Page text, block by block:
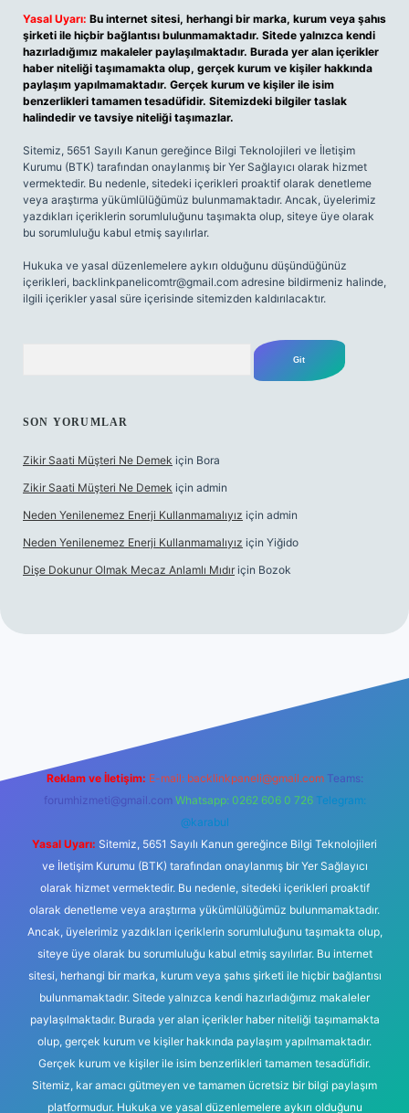
Yasal Uyarı: Bu internet sitesi, herhangi bir marka, kurum veya şahıs
şirketi ile hiçbir bağlantısı bulunmamaktadır. Sitede yalnızca kendi
hazırladığımız makaleler paylaşılmaktadır. Burada yer alan içerikler
haber niteliği taşımamakta olup, gerçek kurum ve kişiler hakkında
paylaşım yapılmamaktadır. Gerçek kurum ve kişiler ile isim
benzerlikleri tamamen tesadüfidir. Sitemizdeki bilgiler taslak
halindedir ve tavsiye niteliği taşımazlar.
Sitemiz, 5651 Sayılı Kanun gereğince Bilgi Teknolojileri ve İletişim
Kurumu (BTK) tarafından onaylanmış bir Yer Sağlayıcı olarak hizmet
vermektedir. Bu nedenle, sitedeki içerikleri proaktif olarak denetleme
veya araştırma yükümlülüğümüz bulunmamaktadır. Ancak, üyelerimiz
yazdıkları içeriklerin sorumluluğunu taşımakta olup, siteye üye olarak
bu sorumluluğu kabul etmiş sayılırlar.
Hukuka ve yasal düzenlemelere aykırı olduğunu düşündüğünüz
içerikleri, backlinkpanelicomtr@gmail.com adresine bildirmeniz halinde,
ilgili içerikler yasal süre içerisinde sitemizden kaldırılacaktır.
SON YORUMLAR
Zikir Saati Müşteri Ne Demek için Bora
Zikir Saati Müşteri Ne Demek için admin
Neden Yenilenemez Enerji Kullanmamalıyız için admin
Neden Yenilenemez Enerji Kullanmamalıyız için Yiğido
Dişe Dokunur Olmak Mecaz Anlamlı Mıdır için Bozok
Reklam ve İletişim: E-mail: backlinkpaneli@gmail.com Teams:
forumhizmeti@gmail.com Whatsapp: 0262 606 0 726 Telegram:
@karabul
Yasal Uyarı: Sitemiz, 5651 Sayılı Kanun gereğince Bilgi Teknolojileri
ve İletişim Kurumu (BTK) tarafından onaylanmış bir Yer Sağlayıcı
olarak hizmet vermektedir. Bu nedenle, sitedeki içerikleri proaktif
olarak denetleme veya araştırma yükümlülüğümüz bulunmamaktadır.
Ancak, üyelerimiz yazdıkları içeriklerin sorumluluğunu taşımakta olup,
siteye üye olarak bu sorumluluğu kabul etmiş sayılırlar. Bu internet
sitesi, herhangi bir marka, kurum veya şahıs şirketi ile hiçbir bağlantısı
bulunmamaktadır. Sitede yalnızca kendi hazırladığımız makaleler
paylaşılmaktadır. Burada yer alan içerikler haber niteliği taşımamakta
olup, gerçek kurum ve kişiler hakkında paylaşım yapılmamaktadır.
Gerçek kurum ve kişiler ile isim benzerlikleri tamamen tesadüfidir.
Sitemiz, kar amacı gütmeyen ve tamamen ücretsiz bir bilgi paylaşım
platformudur. Hukuka ve yasal düzenlemelere aykırı olduğunu